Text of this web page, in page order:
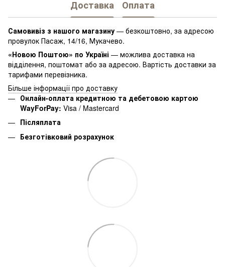
Доставка Оплата
Самовивіз з нашого магазину — безкоштовно, за адресою
провулок Пасаж, 14/16, Мукачево.
«Новою Поштою» по Україні — можлива доставка на
відділення, поштомат або за адресою. Вартість доставки за
тарифами перевізника.
Більше інформації про доставку
Онлайн-оплата кредитною та дебетовою картою
WayForPay: Visa / Mastercard
Післяплата
Безготівковий розрахунок